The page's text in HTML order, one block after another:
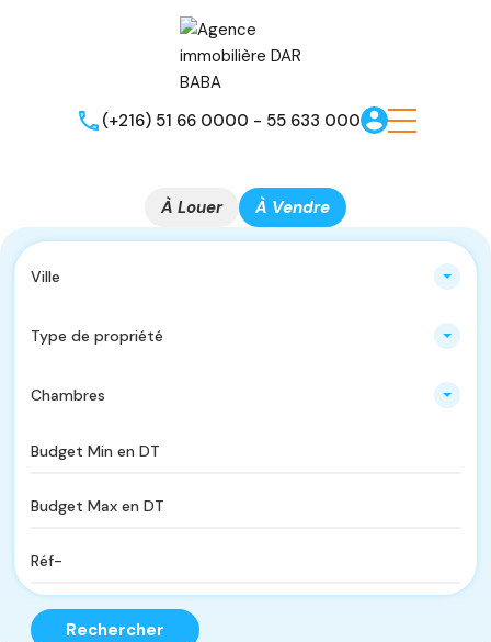
(+216) 51 66 0000 - 55 633 000
À Louer À Vendre
Ville
Type de propriété
Chambres
Rechercher